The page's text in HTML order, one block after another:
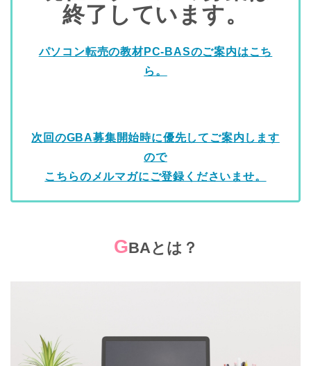
終了しています。
パソコン転売の教材PC-BASのご案内はこち
ら。
次回のGBA募集開始時に優先してご案内します
ので
こちらのメルマガにご登録くださいませ。
GBAとは？